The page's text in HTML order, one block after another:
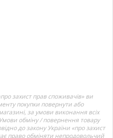
захист прав споживачів» ви
покупки повернути або
за умови виконання всіх
обміну / повернення товару
до закону України «про захист
право обміняти непродовольчий